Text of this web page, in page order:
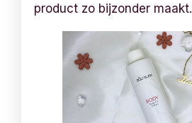
product zo bijzonder maakt.